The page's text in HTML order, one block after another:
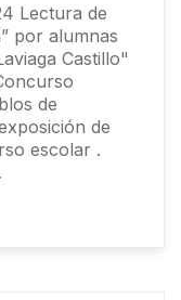
Lectura de
por alumnas
Castillo"
de
de
escolar .